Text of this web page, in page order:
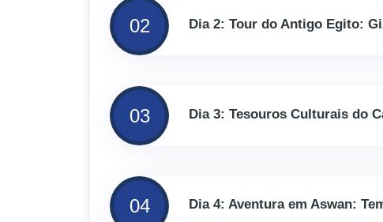
02 Dia 2: Tour do Antigo Egito:
03 Dia 3: Tesouros Culturais do
04 Dia 4: Aventura em Aswan: